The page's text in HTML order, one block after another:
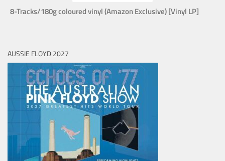
8-Tracks/180g coloured vinyl (Amazon Exclusive) [Vinyl LP]
AUSSIE FLOYD 2027